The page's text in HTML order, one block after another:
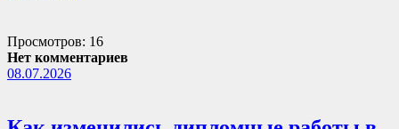
Просмотров: 16
Нет комментариев
08.07.2026